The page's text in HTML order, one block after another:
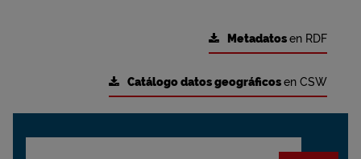
Metadatosen RDF
Catálogo datos geográficosen CSW